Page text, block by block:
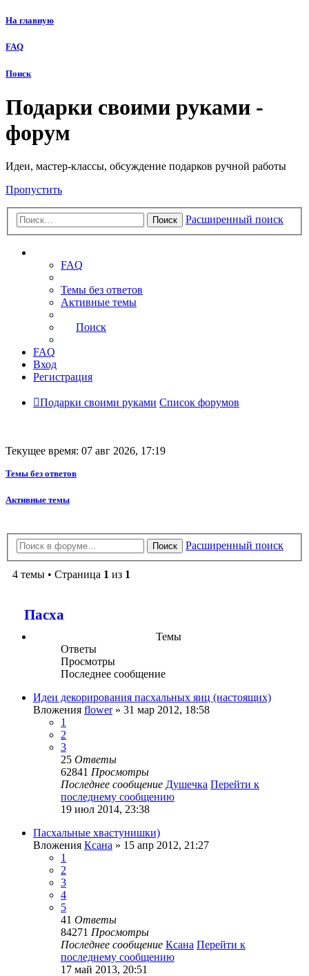
На главную
FAQ
Поиск
Подарки своими руками -
форум
Идеи, мастер-классы, обсуждение подарков ручной работы
Пропустить
Поиск Расширенный поиск
FAQ
Темы без ответов
Активные темы
Поиск
FAQ
Вход
Регистрация
Подарки своими руками Список форумов
Текущее время: 07 авг 2026, 17:19
Темы без ответов
Активные темы
Поиск Расширенный поиск
4 темы • Страница 1 из 1
Пасха
Темы
Ответы
Просмотры
Последнее сообщение
Идеи декорирования пасхальных яиц (настоящих)
Вложения flower» 31 мар 2012, 18:58
1
2
3
25 Ответы
62841 Просмотры
Последнее сообщение Душечка Перейти к
последнему сообщению
19 июл 2014, 23:38
Пасхальные хвастунишки)
Вложения Ксана » 15 апр 2012, 21:27
1
2
3
4
5
41 Ответы
84271 Просмотры
Последнее сообщение Ксана Перейти к
последнему сообщению
17 май 2013, 20:51